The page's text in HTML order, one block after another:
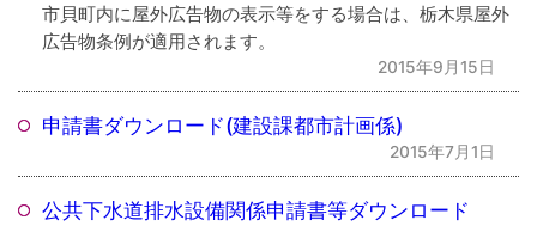
市貝町内に屋外広告物の表示等をする場合は、栃木県屋外
広告物条例が適用されます。
2015年9月15日
申請書ダウンロード(建設課都市計画係)
2015年7月1日
公共下水道排水設備関係申請書等ダウンロード